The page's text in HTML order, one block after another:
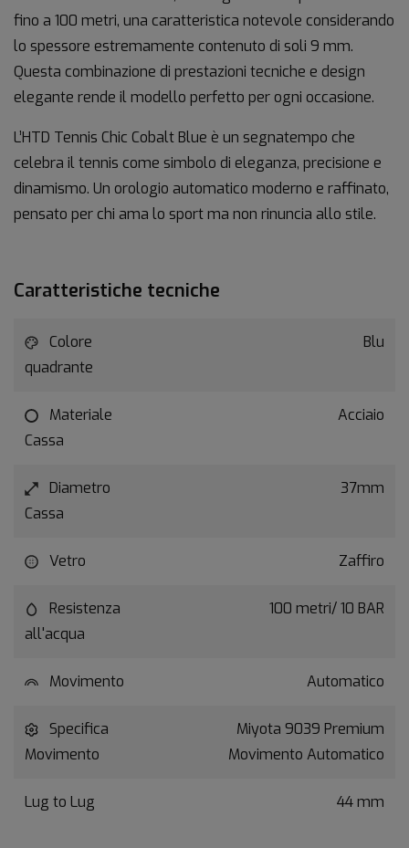
fino a 100 metri, una caratteristica notevole considerando
lo spessore estremamente contenuto di soli 9 mm.
Questa combinazione di prestazioni tecniche e design
elegante rende ilmodello perfetto perogni occasione.
L’HTD Tennis Chic CobaltBlue è un segnatempo che
celebra iltennis come simbolo di eleganza, precisione e
dinamismo. Un orologio automatico moderno e raffinato,
pensato perchi ama lo sportma non rinuncia allo stile.
Caratteristiche tecniche
Colore
quadrante
Blu
Materiale
Cassa
Acciaio
Diametro
Cassa
37mm
Vetro Zaffiro
Resistenza
all'acqua
100 metri/ 10 BAR
Movimento Automatico
Specifica
Movimento
Miyota 9039 Premium
Movimento Automatico
Lug to Lug 44 mm